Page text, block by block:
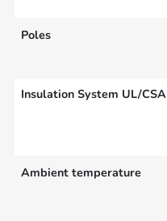
Poles
Insulation System UL/CSA
Ambient temperature